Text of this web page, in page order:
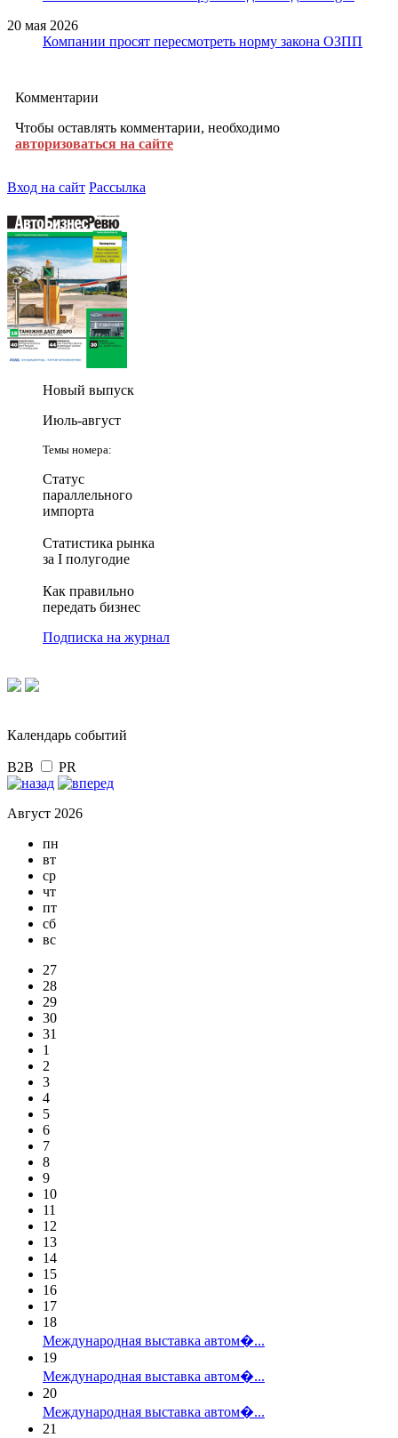
20 мая 2026
Компании просят пересмотреть норму закона ОЗПП
Комментарии
Чтобы оставлять комментарии, необходимо
авторизоваться на сайте
Вход на сайт Рассылка
Новый выпуск
Июль-август
Темы номера:
Статус
параллельного
импорта
Статистика рынка
за I полугодие
Как правильно
передать бизнес
Подписка на журнал
Календарь событий
B2B PR
Август 2026
пн
вт
ср
чт
пт
сб
вс
27
28
29
30
31
1
2
3
4
5
6
7
8
9
10
11
12
13
14
15
16
17
18
Международная выставка автом�...
19
Международная выставка автом�...
20
Международная выставка автом�...
21